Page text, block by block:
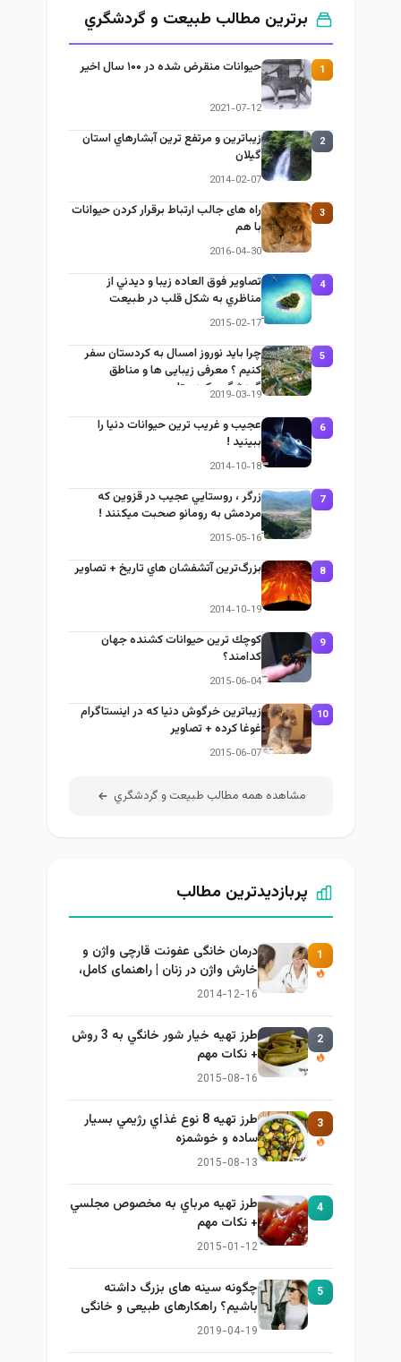
برترین مطالب طبيعت و گردشگري
1 حیوانات منقرض شده در ۱۰۰ سال اخیر
2021-07-12
2
زيباترين و مرتفع ترين آبشارهاي استان
گيلان
2014-02-07
3
راه های جالب ارتباط برقرار کردن حیوانات
با هم
2016-04-30
4
تصاوير فوق العاده زيبا و ديدني از
مناظري به شكل قلب در طبيعت
2015-02-17
5
چرا باید نوروز امسال به کردستان سفر
کنیم ؟ معرفی زیبایی ها و مناطق
گردشگری کردستان
2019-03-19
6
عجيب و غريب ترين حيوانات دنيا را
ببينيد !
2014-10-18
7
زرگر ، روستايي عجيب در قزوين كه
مردمش به رومانو صحبت ميكنند !
2015-05-16
8 بزرگ‌ترین آتشفشان هاي تاريخ + تصاوير
2014-10-19
9
كوچك ترين حيوانات كشنده جهان
كدامند؟
2015-06-04
10
زيباترين خرگوش دنيا كه در اينستاگرام
غوغا كرده + تصاوير
2015-06-07
مشاهده همه مطالب طبيعت و گردشگري
پربازدیدترین مطالب
1
درمان خانگی عفونت قارچی واژن و
خارش واژن در زنان | راهنمای کامل،
ایمن و کاربردی
2014-12-16
2
طرز تهيه خیار شور خانگي به 3 روش
+ نكات مهم
2015-08-16
3
طرز تهيه 8 نوع غذاي رژيمي بسيار
ساده و خوشمزه
2015-08-13
4
طرز تهيه مرباي به مخصوص مجلسي
+ نكات مهم
2015-01-12
5
چگونه سینه های بزرگ داشته
باشیم؟ راهکارهای طبیعی و خانگی
برای بزرگ کردن سینه
2019-04-19